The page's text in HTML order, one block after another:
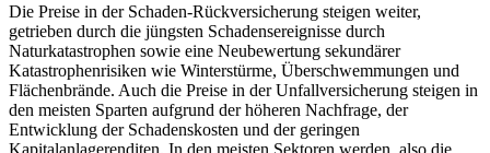
Die Preise in der Schaden-Rückversicherung steigen weiter,
getrieben durch die jüngsten Schadensereignisse durch
Naturkatastrophen sowie eine Neubewertung sekundärer
Katastrophenrisiken wie Winterstürme, Überschwemmungen und
Flächenbrände. Auch die Preise in der Unfallversicherung steigen in
den meisten Sparten aufgrund der höheren Nachfrage, der
Entwicklung der Schadenskosten und der geringen
Kapitalanlagerenditen. In den meisten Sektoren werden also die